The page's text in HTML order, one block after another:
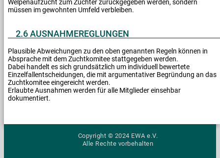
Welpenaufzucht zum Züchter zurückgegeben werden, sondern
müssen im gewohnten Umfeld verbleiben.
2.6 AUSNAHMEREGLUNGEN
Plausible Abweichungen zu den oben genannten Regeln können in
Absprache mit dem Zuchtkomitee stattgegeben werden.
Dabei handelt es sich grundsätzlich um individuell bewertete
Einzelfallentscheidungen, die mit argumentativer Begründung an das
Zuchtkomitee eingereicht werden.
Erlaubte Ausnahmen werden für alle Mitglieder einsehbar
dokumentiert.
Copyright © 2024 EWA e.V.
Alle Rechte vorbehalten